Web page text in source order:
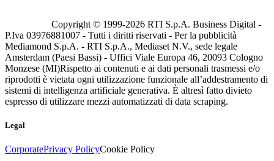
Copyright © 1999-2026 RTI S.p.A. Business Digital -
P.Iva 03976881007 - Tutti i diritti riservati - Per la pubblicità
Mediamond S.p.A. - RTI S.p.A., Mediaset N.V., sede legale
Amsterdam (Paesi Bassi) - Uffici Viale Europa 46, 20093 Cologno
Monzese (MI)Rispetto ai contenuti e ai dati personali trasmessi e/o
riprodotti è vietata ogni utilizzazione funzionale all’addestramento di
sistemi di intelligenza artificiale generativa. È altresì fatto divieto
espresso di utilizzare mezzi automatizzati di data scraping.
Legal
CorporatePrivacy PolicyCookie Policy